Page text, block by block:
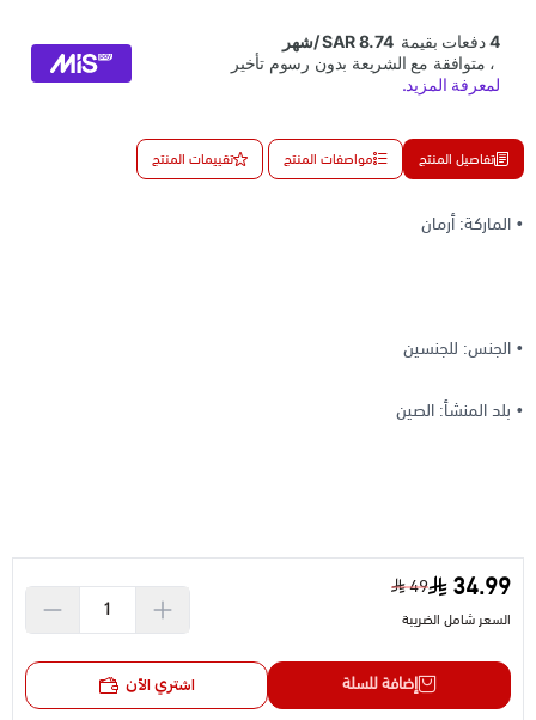
تفاصيل المنتج مواصفات المنتج تقييمات المنتج
• الماركة: أرمان
• الجنس: للجنسين
• بلد المنشأ: الصين
34.99
49
السعر شامل الضريبة
إضافة للسلة اشتري الآن